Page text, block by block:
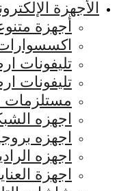
الأجهزة
أجهزة
اكسسوارات
تليفونات
تليفونات
مستلزمات
اجهزه
اجهزه
اجهزه
اجهزة